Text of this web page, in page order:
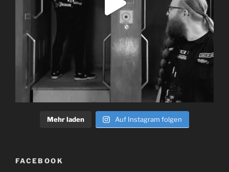
Mehr laden Auf Instagram folgen
FACEBOOK